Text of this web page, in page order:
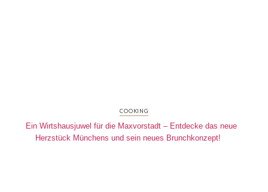
COOKING
Ein Wirtshausjuwel für die Maxvorstadt – Entdecke das neue
Herzstück Münchens und sein neues Brunchkonzept!